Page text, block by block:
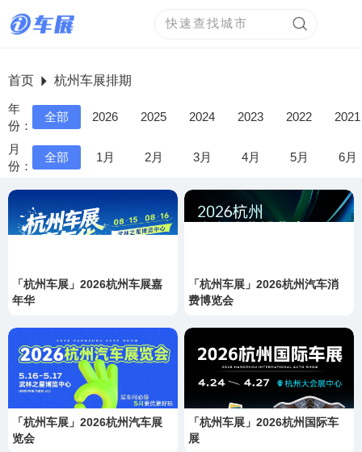
首页 杭州车展排期
年
份：
全部 2026 2025 2024 2023 2022 2021
月
份：
全部 1月 2月 3月 4月 5月 6月
「杭州车展」2026杭州车展嘉
年华
「杭州车展」2026杭州汽车消
费博览会
「杭州车展」2026杭州汽车展
览会
「杭州车展」2026杭州国际车
展